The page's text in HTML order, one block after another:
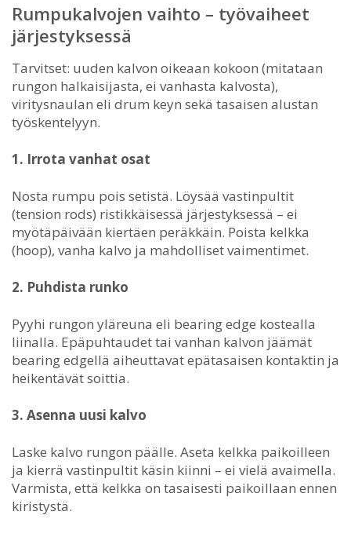
Rumpukalvojen vaihto – työvaiheet
järjestyksessä
Tarvitset: uuden kalvon oikeaan kokoon (mitataan
rungon halkaisijasta, ei vanhasta kalvosta),
viritysnaulan eli drum keyn sekä tasaisen alustan
työskentelyyn.
1. Irrota vanhat osat
Nosta rumpu pois setistä. Löysää vastinpultit
(tension rods) ristikkäisessä järjestyksessä – ei
myötäpäivään kiertäen peräkkäin. Poista kelkka
(hoop), vanha kalvo ja mahdolliset vaimentimet.
2. Puhdista runko
Pyyhi rungon yläreuna eli bearing edge kostealla
liinalla. Epäpuhtaudet tai vanhan kalvon jäämät
bearing edgellä aiheuttavat epätasaisen kontaktin ja
heikentävät soittia.
3. Asenna uusi kalvo
Laske kalvo rungon päälle. Aseta kelkka paikoilleen
ja kierrä vastinpultit käsin kiinni – ei vielä avaimella.
Varmista, että kelkka on tasaisesti paikoillaan ennen
kiristystä.